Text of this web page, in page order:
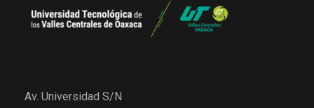
Av. Universidad S/N